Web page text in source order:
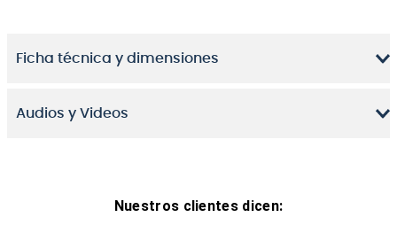
donde la ubicación ideal del micrófono es esencial.
Ficha técnica y dimensiones
Audios y Videos
Nuestros clientes dicen: